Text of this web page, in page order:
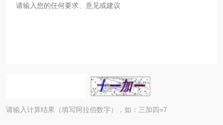
请输入计算结果（填写阿拉伯数字），如：三加四=7